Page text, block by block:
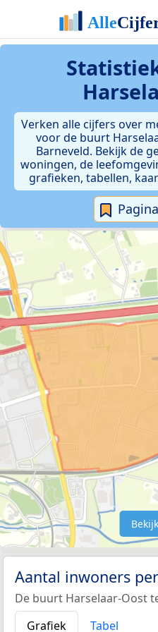
Verken alle cijfers over
voor de buurt
Barneveld. Bekijk de
woningen, de
grafieken, tabellen,
Aantal inwoners
De buurt Harselaar-Oost
Grafiek
Tabel